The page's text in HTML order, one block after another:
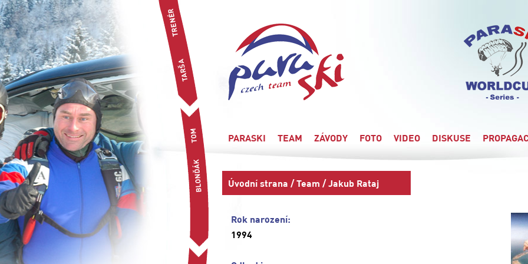
PARASKI TEAM ZÁVODY FOTO VIDEO DISKUSE
Úvodní strana /Team / Jakub Rataj
Rok narození:
1994